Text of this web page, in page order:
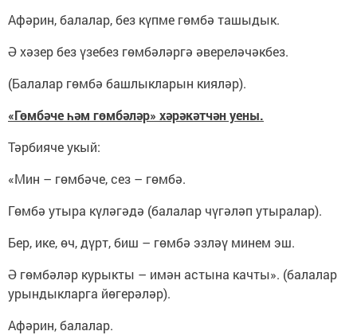
Афәрин, балалар, без күпме гөмбә ташыдык.
Ә хәзер без үзебез гөмбәләргә әвереләчәкбез.
(Балалар гөмбә башлыкларын кияләр).
«Гөмбәче һәм гөмбәләр» хәрәкәтчән уены.
Тәрбияче укый:
«Мин – гөмбәче, сез – гөмбә.
Гөмбә утыра күләгәдә (балалар чүгәләп утыралар).
Бер, ике, өч, дүрт, биш – гөмбә эзләү минем эш.
Ә гөмбәләр курыкты – имән астына качты». (балалар
урындыкларга йөгерәләр).
Афәрин, балалар.